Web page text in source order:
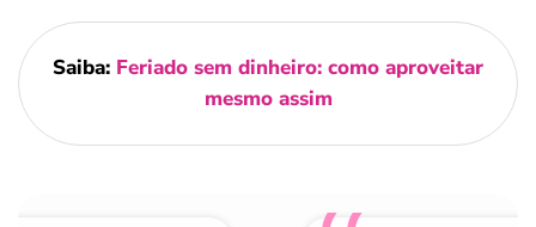
Saiba: Feriado sem dinheiro: como aproveitar
mesmo assim